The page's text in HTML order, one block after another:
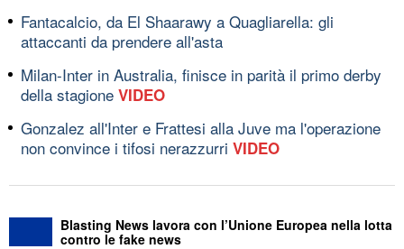
Fantacalcio, da El Shaarawy a Quagliarella: gli
attaccanti da prendere all'asta
Milan-Inter in Australia, finisce in parità il primo derby
della stagione VIDEO
Gonzalez all'Inter e Frattesi alla Juve ma l'operazione
non convince i tifosi nerazzurri VIDEO
Blasting News lavora con l’Unione Europea nella lotta
contro le fake news